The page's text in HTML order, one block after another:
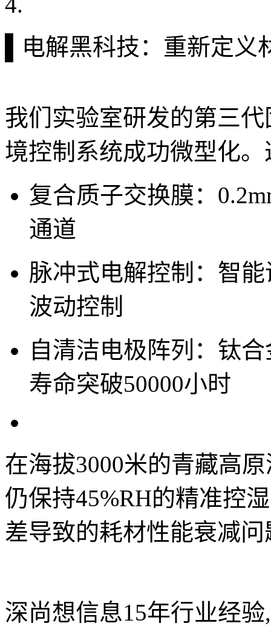
▌电解黑科技：重新定义
我们实验室研发的第三
境控制系统成功微型化
复合质子交换膜：
通道
脉冲式电解控制：智
波动控制
自清洁电极阵列：钛
寿命突破50000小时
在海拔3000米的青藏高
仍保持45%RH的精准控
差导致的耗材性能衰减问
深尚想信息15年行业经